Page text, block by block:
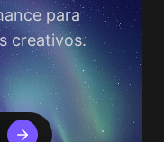
para
creativos.